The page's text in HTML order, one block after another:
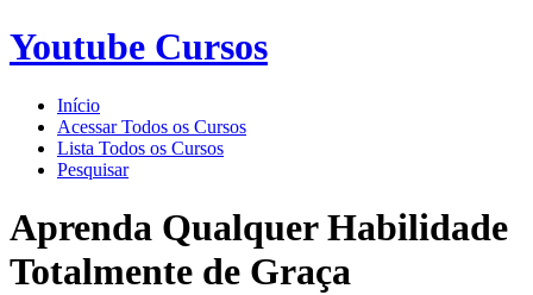
Youtube Cursos
Início
Acessar Todos os Cursos
Lista Todos os Cursos
Pesquisar
Aprenda Qualquer Habilidade
Totalmente de Graça